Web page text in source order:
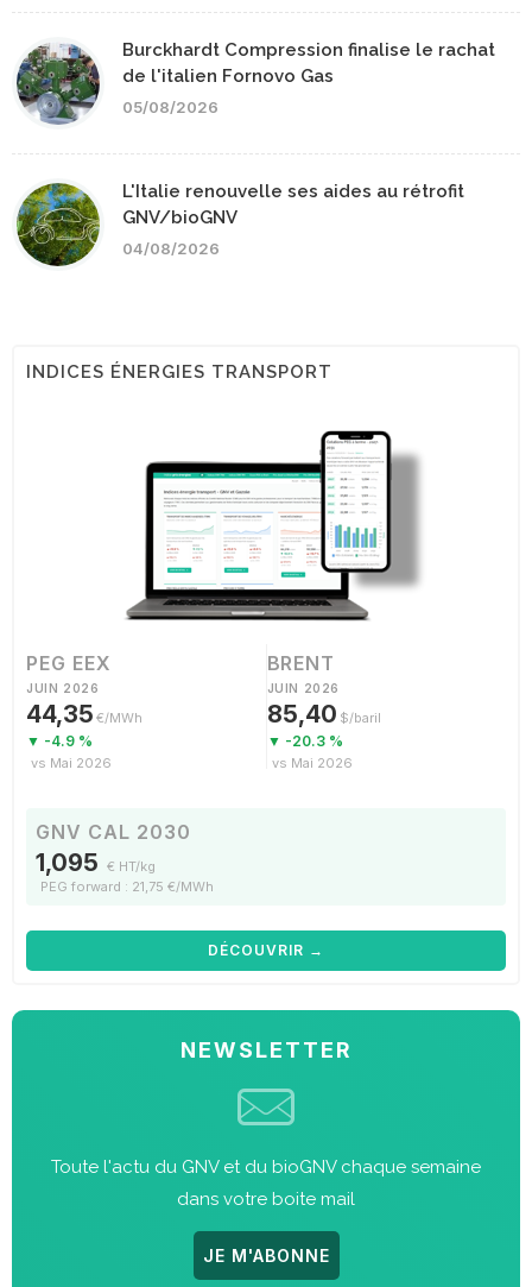
Burckhardt Compression finalise le rachat
de l'italien Fornovo Gas
05/08/2026
L'Italie renouvelle ses aides au rétrofit
GNV/bioGNV
04/08/2026
INDICES ÉNERGIES TRANSPORT
PEG EEX
JUIN 2026
44,35 €/MWh
▼ -4.9 %
vs Mai 2026
BRENT
JUIN 2026
85,40 $/baril
▼ -20.3 %
vs Mai 2026
GNV CAL 2030
1,095 € HT/kg
PEG forward : 21,75 €/MWh
DÉCOUVRIR →
NEWSLETTER
Toute l'actu du GNV et du bioGNV chaque semaine
dans votre boite mail
JE M'ABONNE